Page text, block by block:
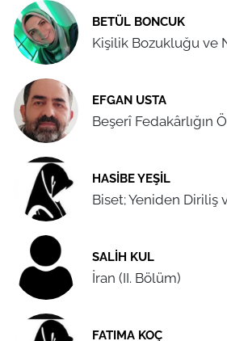
BETÜL BONCUK
Kişilik Bozukluğu ve
EFGAN USTA
Beşerî Fedakârlığın
HASIBE YEŞIL
Biset; Yeniden Diriliş
SALIH KUL
İran (II. Bölüm)
FATIMA KOÇ